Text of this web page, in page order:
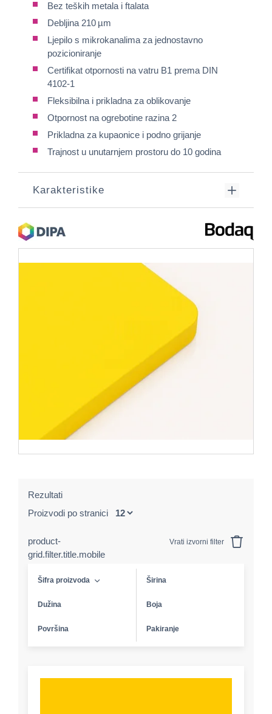
Bez teških metala i ftalata
Debljina 210 µm
Ljepilo s mikrokanalima za jednostavno
pozicioniranje
Certifikat otpornosti na vatru B1 prema DIN
4102-1
Fleksibilna i prikladna za oblikovanje
Otpornost na ogrebotine razina 2
Prikladna za kupaonice i podno grijanje
Trajnost u unutarnjem prostoru do 10 godina
Karakteristike
Rezultati
Proizvodi po stranici
product-
grid.filter.title.mobile
Vrati izvorni filter
Šifra proizvoda Širina
Dužina Boja
Površina Pakiranje